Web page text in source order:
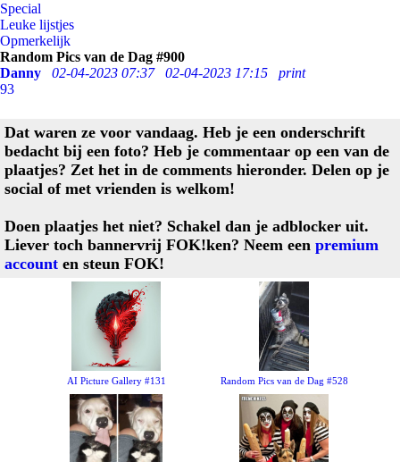
Special
Leuke lijstjes
Opmerkelijk
Random Pics van de Dag #900
Danny
02-04-2023 07:37 02-04-2023 17:15
print
93
Dat waren ze voor vandaag. Heb je een onderschrift
bedacht bij een foto? Heb je commentaar op een van de
plaatjes? Zet het in de comments hieronder. Delen op je
social of met vrienden is welkom!
Doen plaatjes het niet? Schakel dan je adblocker uit.
Liever toch bannervrij FOK!ken? Neem een premium
account en steun FOK!
AI Picture Gallery #131 Random Pics van de Dag #528